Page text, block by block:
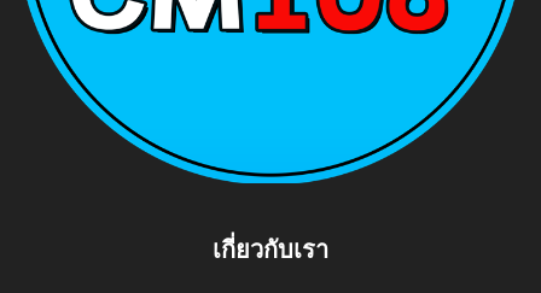
เกี่ยวกับเรา